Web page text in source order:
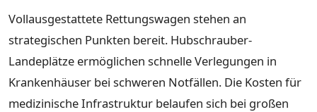
Vollausgestattete Rettungswagen stehen an
strategischen Punkten bereit. Hubschrauber-
Landeplätze ermöglichen schnelle Verlegungen in
Krankenhäuser bei schweren Notfällen. Die Kosten für
medizinische Infrastruktur belaufen sich bei großen